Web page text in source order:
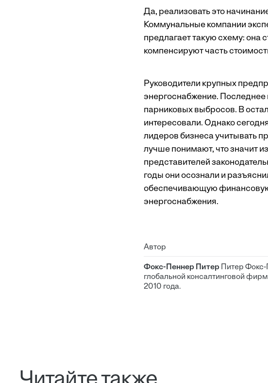
Да, реализовать это
Коммунальные компании
предлагает такую схему: она
компенсируют часть
Руководители крупных
энергоснабжение.
парниковых выбросов. В
интересовали. Однако
лидеров бизнеса учитывать
лучше понимают, что значит
представителей
годы они осознали и
обеспечивающую
энергоснабжения.
Автор
Фокс-Пеннер Питер Питер
глобальной консалтинговой
2010 года.